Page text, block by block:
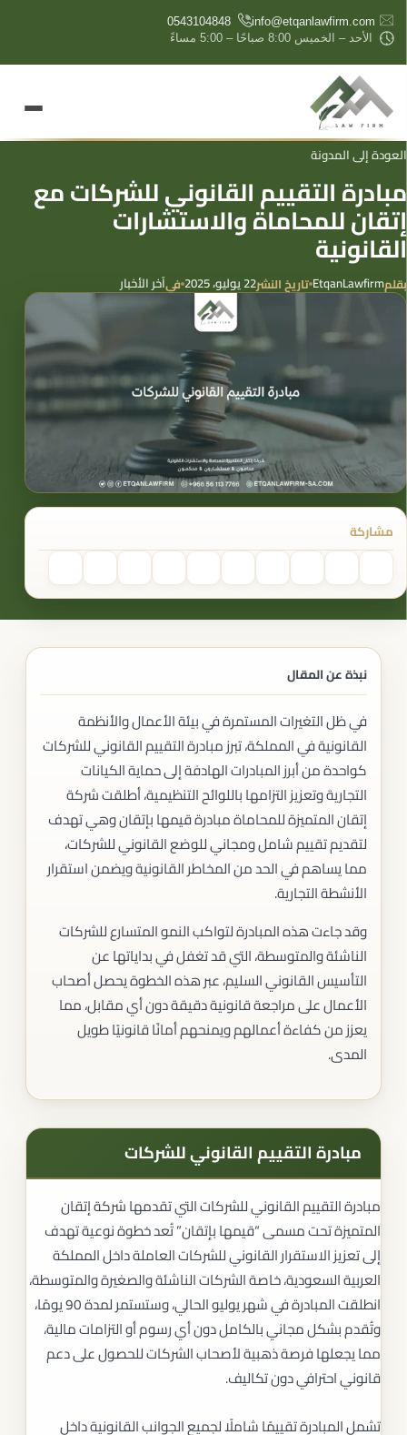
content
info@etqanlawfirm.com
0543104848
الأحد – الخميس 8:00 صباحًا – 5:00 مساءً
العودة إلى المدونة
مبادرة التقييم القانوني للشركات مع
إتقان للمحاماة والاستشارات
القانونية
بقلمEtqanLawfirm تاريخ النشر22 يوليو، 2025 فيآخر الأخبار
مشاركة
نبذة عن المقال
في ظل التغيرات المستمرة في بيئة الأعمال والأنظمة
القانونية في المملكة، تبرز مبادرة التقييم القانوني للشركات
كواحدة من أبرز المبادرات الهادفة إلى حماية الكيانات
التجارية وتعزيز التزامها باللوائح التنظيمية، أطلقت شركة
إتقان المتميزة للمحاماة مبادرة قيمها بإتقان وهي تهدف
لتقديم تقييم شامل ومجاني للوضع القانوني للشركات،
مما يساهم في الحد من المخاطر القانونية ويضمن استقرار
الأنشطة التجارية.
وقد جاءت هذه المبادرة لتواكب النمو المتسارع للشركات
الناشئة والمتوسطة، التي قد تغفل في بداياتها عن
التأسيس القانوني السليم، عبر هذه الخطوة يحصل أصحاب
الأعمال على مراجعة قانونية دقيقة دون أي مقابل، مما
يعزز من كفاءة أعمالهم ويمنحهم أمانًا قانونيًا طويل
المدى.
مبادرة التقييم القانوني للشركات
مبادرة التقييم القانوني للشركات التي تقدمها شركة إتقان
المتميزة تحت مسمى “قيمها بإتقان” تُعد خطوة نوعية تهدف
إلى تعزيز الاستقرار القانوني للشركات العاملة داخل المملكة
العربية السعودية، خاصة الشركات الناشئة والصغيرة والمتوسطة،
انطلقت المبادرة في شهر يوليو الحالي، وستستمر لمدة 90 يومًا،
وتُقدم بشكل مجاني بالكامل دون أي رسوم أو التزامات مالية،
مما يجعلها فرصة ذهبية لأصحاب الشركات للحصول على دعم
قانوني احترافي دون تكاليف.
تشمل المبادرة تقييمًا شاملًا لجميع الجوانب القانونية داخل